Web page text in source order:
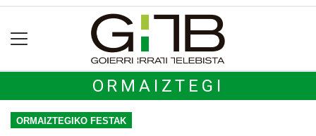
ORMAIZTEGI
ORMAIZTEGIKO FESTAK